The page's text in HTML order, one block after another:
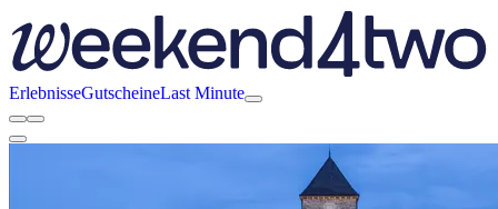
ErlebnisseGutscheineLast Minute